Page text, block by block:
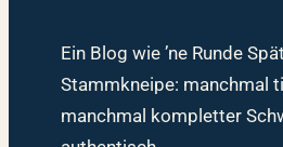
Ein Blog wie ’ne Runde
Stammkneipe: manchmal
manchmal kompletter